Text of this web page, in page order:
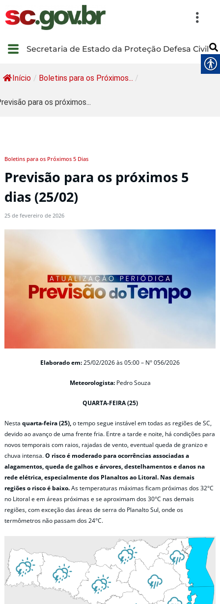
Secretaria de Estado da Proteção Defesa Civil
Início / Boletins para os Próximos... /
para os próximos...
Boletins para os Próximos 5 Dias
Previsão para os próximos 5
dias (25/02)
25 de fevereiro de 2026
Elaborado em:25/02/2026 às 05:00 – N° 056/2026
Meteorologista: Pedro Souza
QUARTA-FEIRA (25)
Nesta quarta-feira (25),o tempo segue instável em todas as regiões de SC,
devido ao avanço de uma frente fria. Entre a tarde e noite, há condições para
novos temporais com raios, rajadas de vento, eventual queda de granizo e
chuva intensa.O risco é moderado para ocorrências associadas a
alagamentos, queda de galhos e árvores, destelhamentos e danos na
rede elétrica, especialmente dos Planaltos ao Litoral. Nas demais
regiões o risco é baixo.As temperaturas máximas ficam próximas dos 32°C
no Litoral e em áreas próximas e se aproximam dos 30°C nas demais
regiões, com exceção das áreas de serra do Planalto Sul, onde os
termômetros não passam dos 24°C.